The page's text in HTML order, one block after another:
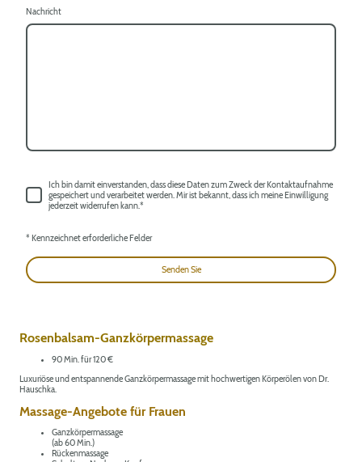
Nachricht
Ich bin damit einverstanden, dass diese Daten zum Zweck der Kontaktaufnahme
gespeichert und verarbeitet werden. Mir ist bekannt, dass ich meine Einwilligung
jederzeit widerrufen kann.*
* Kennzeichnet erforderliche Felder
Senden Sie
Rosenbalsam-Ganzkörpermassage
90 Min. für 120 €
Luxuriöse und entspannende Ganzkörpermassage mit hochwertigen Körperölen von Dr.
Hauschka.
Massage-Angebote für Frauen
Ganzkörpermassage
(ab 60 Min.)
Rückenmassage